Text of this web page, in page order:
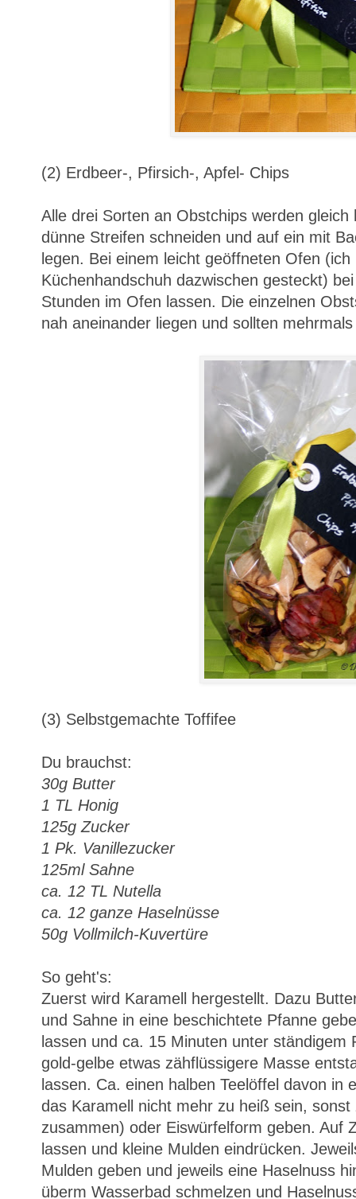
(2) Erdbeer-, Pfirsich-, Apfel- Chips
Alle drei Sorten an Obstchips werden
dünne Streifen schneiden und auf ein mit
legen. Bei einem leicht geöffneten Ofen (ich
Küchenhandschuh dazwischen gesteckt)
Stunden im Ofen lassen. Die einzelnen
nah aneinander liegen und sollten
(3) Selbstgemachte Toffifee
Du brauchst:
30g Butter
1 TL Honig
125g Zucker
1 Pk. Vanillezucker
125ml Sahne
ca. 12 TL Nutella
ca. 12 ganze Haselnüsse
50g Vollmilch-Kuvertüre
So geht's:
Zuerst wird Karamell hergestellt. Dazu
und Sahne in eine beschichtete Pfanne
lassen und ca. 15 Minuten unter ständigem
gold-gelbe etwas zähflüssigere Masse
lassen. Ca. einen halben Teelöffel davon in
das Karamell nicht mehr zu heiß sein,
zusammen) oder Eiswürfelform geben. Auf
lassen und kleine Mulden eindrücken.
Mulden geben und jeweils eine Haselnuss
überm Wasserbad schmelzen und